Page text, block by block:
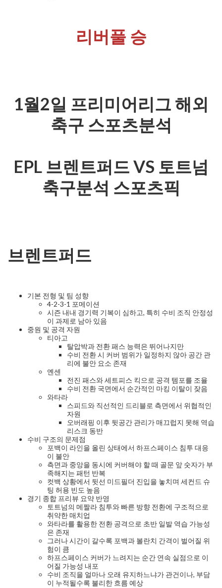
리버풀 승
1월2일 프리미어리그 해외
축구 스포츠분석
EPL 브렌트퍼드 VS 토트넘
축구분석 스포츠픽
브렌트퍼드
기본 전형 및 팀 성향
4-2-3-1 포메이션
시즌 내내 경기력 기복이 심하고, 특히 수비 조직 안정성
이 과제로 남아 있음
중원 및 공격 자원
티아고
탈압박과 전환 패스 능력은 뛰어나지만
수비 전환 시 커버 범위가 일정하지 않아 공간 관
리에 불안 요소 존재
옌센
전진 패스와 세트피스 킥으로 공격 템포를 조율
수비 전환 국면에서 순간적인 마킹 이탈이 잦음
와타라
스피드와 직선적인 드리블로 측면에서 위협적인
자원
오버래핑 이후 뒷공간 관리가 매끄럽지 못해 역습
리스크 동반
수비 구조의 문제점
포백이 라인을 올린 상태에서 하프스페이스 침투 대응
이 불안
측면과 중앙을 동시에 커버해야 할 때 골문 앞 숫자가 부
족해지는 패턴 반복
컷백 상황에서 뒷선 미드필더 진입을 놓치며 세컨드 슈
팅 허용 빈도 높음
경기 종합 프리뷰 요약 반영
토트넘의 메짤라 침투와 빠른 방향 전환에 구조적으로
취약한 매치업
와타라를 활용한 전환 공격으로 초반 일발 역습 가능성
은 존재
그러나 시간이 갈수록 포백과 볼란치 간격이 벌어질 위
험이 큼
하프스페이스 커버가 느려지는 순간 연속 실점으로 이
어질 가능성 내포
수비 조직을 얼마나 오래 유지하느냐가 관건이나, 부담
이 누적될수록 불리한 흐름 예상